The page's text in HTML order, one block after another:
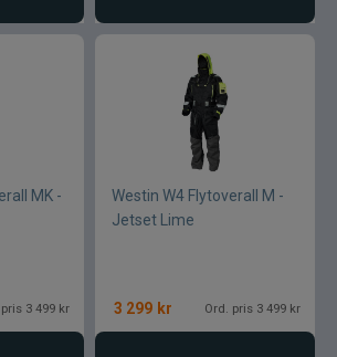
MK -
3 499 kr
Westin W4 Flytoverall M -
Jetset Lime
3 299 kr Ord. pris 3 499 kr